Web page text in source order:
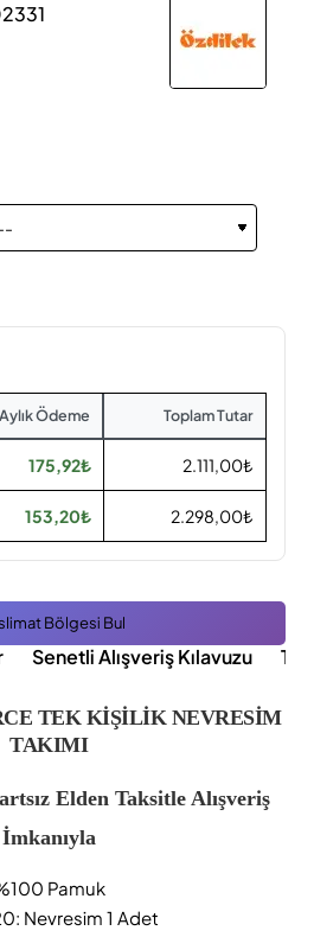
Aylık Ödeme Toplam Tutar
175,92₺ 2.111,00₺
153,20₺ 2.298,00₺
Bölgesi Bul
Senetli Alışveriş Kılavuzu
TEK KİŞİLİK NEVRESİM
TAKIMI
Elden Taksitle Alışveriş
İmkanıyla
Pamuk
Nevresim 1 Adet